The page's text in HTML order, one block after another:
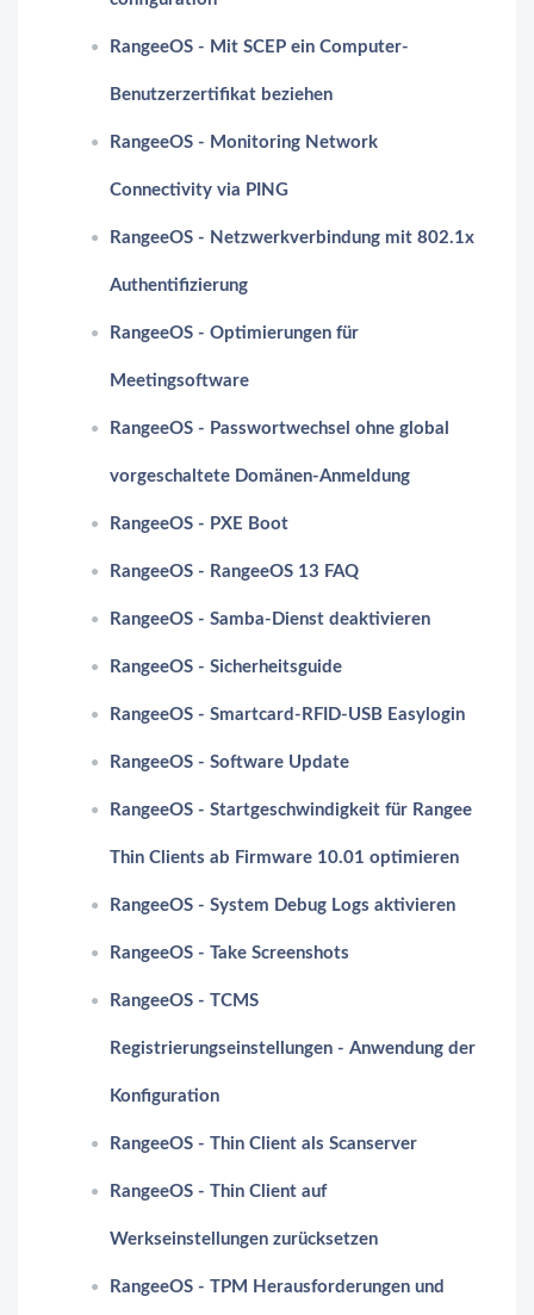
RangeeOS - Mit SCEP ein Computer-
Benutzerzertifikat beziehen
RangeeOS - Monitoring Network
Connectivity via PING
RangeeOS - Netzwerkverbindung mit 802.1x
Authentifizierung
RangeeOS - Optimierungen für
Meetingsoftware
RangeeOS - Passwortwechsel ohne global
vorgeschaltete Domänen-Anmeldung
RangeeOS - PXE Boot
RangeeOS - RangeeOS 13 FAQ
RangeeOS - Samba-Dienst deaktivieren
RangeeOS - Sicherheitsguide
RangeeOS - Smartcard-RFID-USB Easylogin
RangeeOS - Software Update
RangeeOS - Startgeschwindigkeit für Rangee
Thin Clients ab Firmware 10.01 optimieren
RangeeOS - System Debug Logs aktivieren
RangeeOS - Take Screenshots
RangeeOS - TCMS
Registrierungseinstellungen - Anwendung der
Konfiguration
RangeeOS - Thin Client als Scanserver
RangeeOS - Thin Client auf
Werkseinstellungen zurücksetzen
RangeeOS - TPM Herausforderungen und